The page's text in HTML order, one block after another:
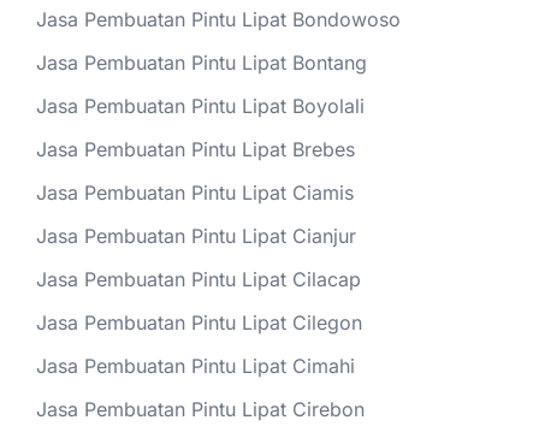
Jasa Pembuatan Pintu Lipat Bondowoso
Jasa Pembuatan Pintu Lipat Bontang
Jasa Pembuatan Pintu Lipat Boyolali
Jasa Pembuatan Pintu Lipat Brebes
Jasa Pembuatan Pintu Lipat Ciamis
Jasa Pembuatan Pintu Lipat Cianjur
Jasa Pembuatan Pintu Lipat Cilacap
Jasa Pembuatan Pintu Lipat Cilegon
Jasa Pembuatan Pintu Lipat Cimahi
Jasa Pembuatan Pintu Lipat Cirebon